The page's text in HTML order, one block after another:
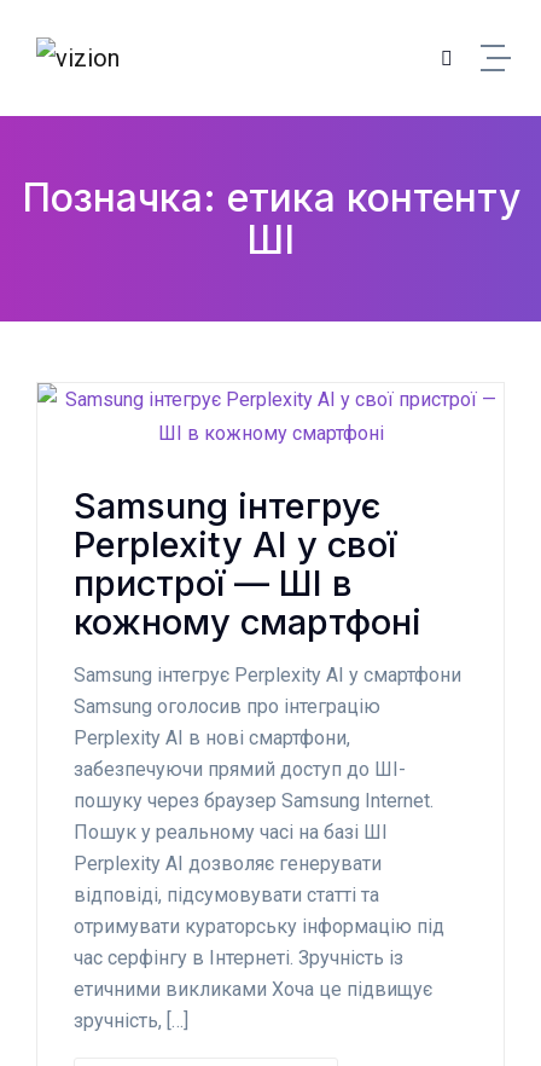
Позначка: етика контенту
ШІ
Samsung інтегрує
Perplexity AI у свої
пристрої — ШІ в
кожному смартфоні
Samsung інтегрує Perplexity AI у смартфони
Samsung оголосив про інтеграцію
Perplexity AI в нові смартфони,
забезпечуючи прямий доступ до ШІ-
пошуку через браузер Samsung Internet.
Пошук у реальному часі на базі ШІ
Perplexity AI дозволяє генерувати
відповіді, підсумовувати статті та
отримувати кураторську інформацію під
час серфінгу в Інтернеті. Зручність із
етичними викликами Хоча це підвищує
зручність, […]